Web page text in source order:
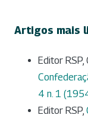
Artigos mais
Editor
4 n. 1
Editor RSP,